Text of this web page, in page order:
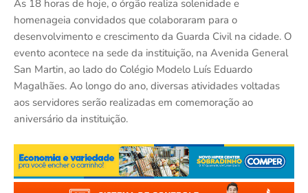
Às 18 horas de hoje, o órgão realiza solenidade e
homenageia convidados que colaboraram para o
desenvolvimento e crescimento da Guarda Civil na cidade. O
evento acontece na sede da instituição, na Avenida General
San Martin, ao lado do Colégio Modelo Luís Eduardo
Magalhães. Ao longo do ano, diversas atividades voltadas
aos servidores serão realizadas em comemoração ao
aniversário da instituição.